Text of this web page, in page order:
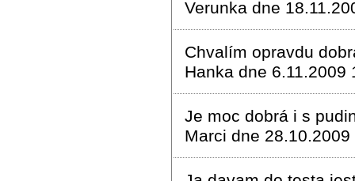
Verunka dne
Chvalím opravdu
Hanka dne 6.11.2009
Je moc dobrá i s
Marci dne